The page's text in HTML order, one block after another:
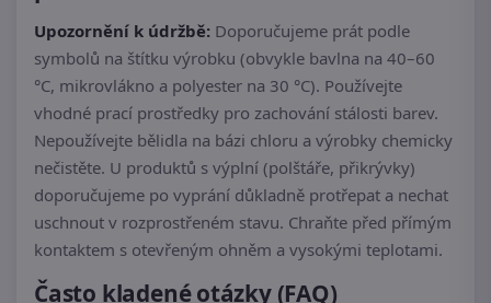
Upozornění k údržbě: Doporučujeme prát podle
symbolů na štítku výrobku (obvykle bavlna na 40–60
°C, mikrovlákno a polyester na 30 °C). Používejte
vhodné prací prostředky pro zachování stálosti barev.
Nepoužívejte bělidla na bázi chloru a výrobky chemicky
nečistěte. U produktů s výplní (polštáře, přikrývky)
doporučujeme po vyprání důkladně protřepat a nechat
uschnout v rozprostřeném stavu. Chraňte před přímým
kontaktem s otevřeným ohněm a vysokými teplotami.
Často kladené otázky (FAQ)